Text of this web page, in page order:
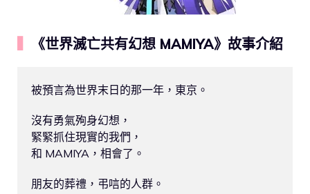
《世界滅亡共有幻想 MAMIYA》故事介紹
被預言為世界末日的那一年，東京。
沒有勇氣殉身幻想，
緊緊抓住現實的我們，
和 MAMIYA，相會了。
朋友的葬禮，弔唁的人群。